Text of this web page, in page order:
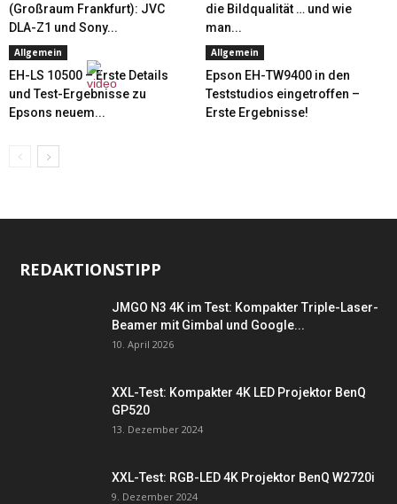
(Großraum Frankfurt): JVC
DLA-Z1 und Sony...
die Bildqualität … und wie
man...
Allgemein
EH-LS 10500 – Erste Details
und Test-Ergebnisse zu
Epsons neuem...
Allgemein
Epson EH-TW9400 in den
Teststudios eingetroffen –
Erste Ergebnisse!
REDAKTIONSTIPP
JMGO N3 4K im Test: Kompakter Triple-Laser-
Beamer mit Gimbal und Google...
10. April 2026
XXL-Test: Kompakter 4K LED Projektor BenQ
GP520
13. Dezember 2024
XXL-Test: RGB-LED 4K Projektor BenQ W2720i
9. Dezember 2024